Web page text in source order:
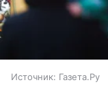
Источник: Газета.Ру